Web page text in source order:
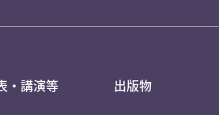
・講演等 出版物